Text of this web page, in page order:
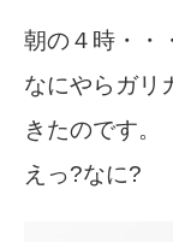
朝の４時・・
なにやらガリ
きたのです。
えっ?なに?